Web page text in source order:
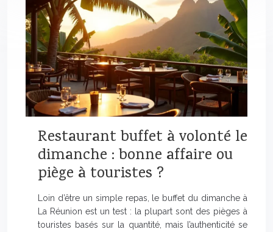
Restaurant buffet à volonté le
dimanche : bonne affaire ou
piège à touristes ?
Loin d’être un simple repas, le buffet du dimanche à
La Réunion est un test : la plupart sont des pièges à
touristes basés sur la quantité, mais l’authenticité se